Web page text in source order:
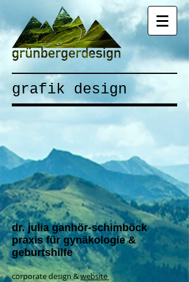
grafik design
dr. julia ganhör-schimböck
praxis für gynäkologie &
geburtshilfe
corporate design &website